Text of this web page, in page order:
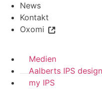
News
Kontakt
Oxomi
Medien
Aalberts IPS
my IPS